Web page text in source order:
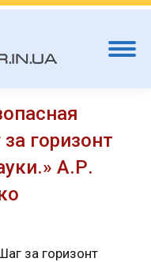
горизонт
А.Р.
за горизонт